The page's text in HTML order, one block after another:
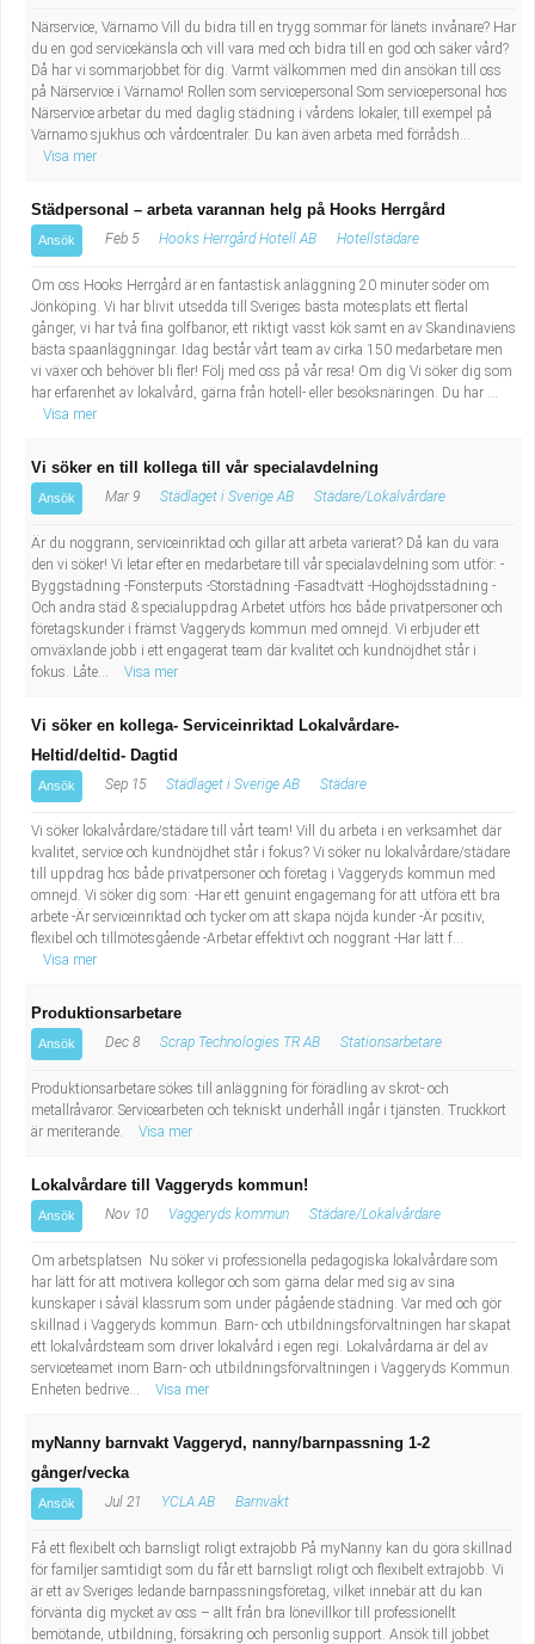
Sanering och renhållning
Socialt arbete
Säkerhetsarbete
Tekniskt arbete
Transport
Lastbilsförare m.fl.
Fastighetsskötare
Informatör/Kommunikatör
Brevbärare
Sjuksköterska, grundutbildad
Kock, storhushåll
Undersköterska, vård- o specialavd. o mottagning
Administrativ assistent
Lärare i gymnasiet
Närservice, Värnamo Vill du bidra till en trygg sommar för länets invånare? Har
du en god servicekänsla och vill vara med och bidra till en god och säker vård?
Då har vi sommarjobbet för dig. Varmt välkommen med din ansökan till oss
på Närservice i Värnamo! Rollen som servicepersonal Som servicepersonal hos
Närservice arbetar du med daglig städning i vårdens lokaler, till exempel på
Värnamo sjukhus och vårdcentraler. Du kan även arbeta med förrådsh...
Visa mer
Städpersonal – arbeta varannan helg på Hooks Herrgård
Ansök Feb 5 Hooks Herrgård Hotell AB Hotellstädare
Om oss Hooks Herrgård är en fantastisk anläggning 20 minuter söder om
Jönköping. Vi har blivit utsedda till Sveriges bästa mötesplats ett flertal
gånger, vi har två fina golfbanor, ett riktigt vasst kök samt en av Skandinaviens
bästa spaanläggningar. Idag består vårt team av cirka 150 medarbetare men
vi växer och behöver bli fler! Följ med oss på vår resa! Om dig Vi söker dig som
har erfarenhet av lokalvård, gärna från hotell- eller besöksnäringen. Du har ...
Visa mer
Vi söker en till kollega till vår specialavdelning
Ansök Mar 9 Städlaget i Sverige AB Städare/Lokalvårdare
Är du noggrann, serviceinriktad och gillar att arbeta varierat? Då kan du vara
den vi söker! Vi letar efter en medarbetare till vår specialavdelning som utför: -
Byggstädning -Fönsterputs -Storstädning -Fasadtvätt -Höghöjdsstädning -
Och andra städ & specialuppdrag Arbetet utförs hos både privatpersoner och
företagskunder i främst Vaggeryds kommun med omnejd. Vi erbjuder ett
omväxlande jobb i ett engagerat team där kvalitet och kundnöjdhet står i
fokus. Låte...
Visa mer
Vi söker en kollega- Serviceinriktad Lokalvårdare-
Heltid/deltid- Dagtid
Ansök Sep 15 Städlaget i Sverige AB Städare
Vi söker lokalvårdare/städare till vårt team! Vill du arbeta i en verksamhet där
kvalitet, service och kundnöjdhet står i fokus? Vi söker nu lokalvårdare/städare
till uppdrag hos både privatpersoner och företag i Vaggeryds kommun med
omnejd. Vi söker dig som: -Har ett genuint engagemang för att utföra ett bra
arbete -Är serviceinriktad och tycker om att skapa nöjda kunder -Är positiv,
flexibel och tillmötesgående -Arbetar effektivt och noggrant -Har lätt f...
Visa mer
Produktionsarbetare
Ansök Dec 8 Scrap Technologies TR AB Stationsarbetare
Produktionsarbetare sökes till anläggning för förädling av skrot- och
metallråvaror. Servicearbeten och tekniskt underhåll ingår i tjänsten. Truckkort
är meriterande.
Visa mer
Lokalvårdare till Vaggeryds kommun!
Ansök Nov 10 Vaggeryds kommun Städare/Lokalvårdare
Om arbetsplatsen Nu söker vi professionella pedagogiska lokalvårdare som
har lätt för att motivera kollegor och som gärna delar med sig av sina
kunskaper i såväl klassrum som under pågående städning. Var med och gör
skillnad i Vaggeryds kommun. Barn- och utbildningsförvaltningen har skapat
ett lokalvårdsteam som driver lokalvård i egen regi. Lokalvårdarna är del av
serviceteamet inom Barn- och utbildningsförvaltningen i Vaggeryds Kommun.
Enheten bedrive...
Visa mer
myNanny barnvakt Vaggeryd, nanny/barnpassning 1-2
gånger/vecka
Ansök Jul 21 YCLA AB Barnvakt
Få ett flexibelt och barnsligt roligt extrajobb På myNanny kan du göra skillnad
för familjer samtidigt som du får ett barnsligt roligt och flexibelt extrajobb. Vi
är ett av Sveriges ledande barnpassningsföretag, vilket innebär att du kan
förvänta dig mycket av oss – allt från bra lönevillkor till professionellt
bemötande, utbildning, försäkring och personlig support. Ansök till jobbet